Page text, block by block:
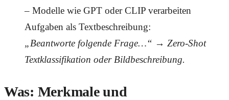
– Modelle wie GPT oder CLIP verarbeiten
Aufgaben als Textbeschreibung:
„Beantworte folgende Frage…“ → Zero-Shot
Textklassifikation oder Bildbeschreibung.
Was: Merkmale und